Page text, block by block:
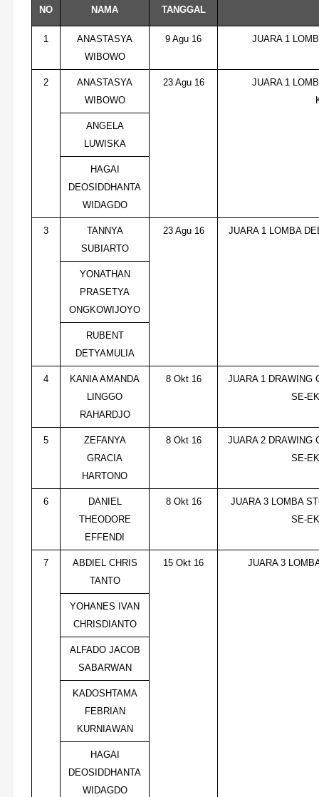
NO NAMA TANGGAL
1
ANASTASYA
WIBOWO
9 Agu 16 JUARA 1
2
ANASTASYA
WIBOWO
23 Agu 16
JUARA 1
ANGELA
LUWISKA
HAGAI
DEOSIDDHANTA
WIDAGDO
3
TANNYA
SUBIARTO
23 Agu 16 JUARA 1 LOMBA
YONATHAN
PRASETYA
ONGKOWIJOYO
RUBENT
DETYAMULIA
4
KANIA AMANDA
LINGGO
RAHARDJO
8 Okt 16
JUARA 1 DRAWING
SE-
5
ZEFANYA
GRACIA
HARTONO
8 Okt 16
JUARA 2 DRAWING
SE-
6
DANIEL
THEODORE
EFFENDI
8 Okt 16
JUARA 3 LOMBA
SE-
7
ABDIEL CHRIS
TANTO
15 Okt 16 JUARA 3
YOHANES IVAN
CHRISDIANTO
ALFADO JACOB
SABARWAN
KADOSHTAMA
FEBRIAN
KURNIAWAN
HAGAI
DEOSIDDHANTA
WIDAGDO